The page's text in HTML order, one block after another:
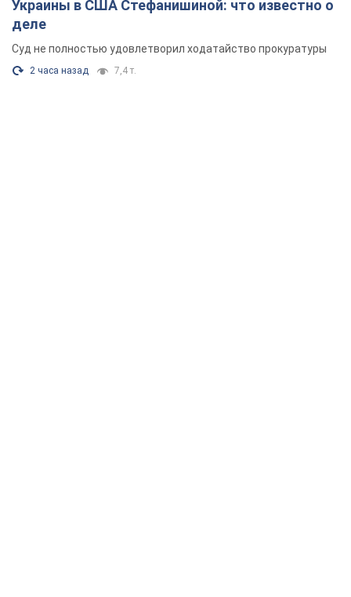
Украины в США Стефанишиной: что известно о
деле
Суд не полностью удовлетворил ходатайство прокуратуры
2 часа назад 7,4 т.